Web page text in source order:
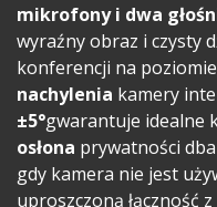
mikrofony i dwa
wyraźny obraz i czysty
konferencji na
nachylenia kamery
±5°gwarantuje idealne
osłona prywatności
gdy kamera nie jest
uproszczoną łączność z